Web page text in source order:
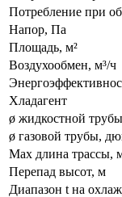
Потребление при
Напор, Па
Площадь, м²
Воздухообмен, м³/ч
Хладагент
ø жидкостной
ø газовой трубы,
Max длина трассы,
Перепад высот, м
Диапазон t на